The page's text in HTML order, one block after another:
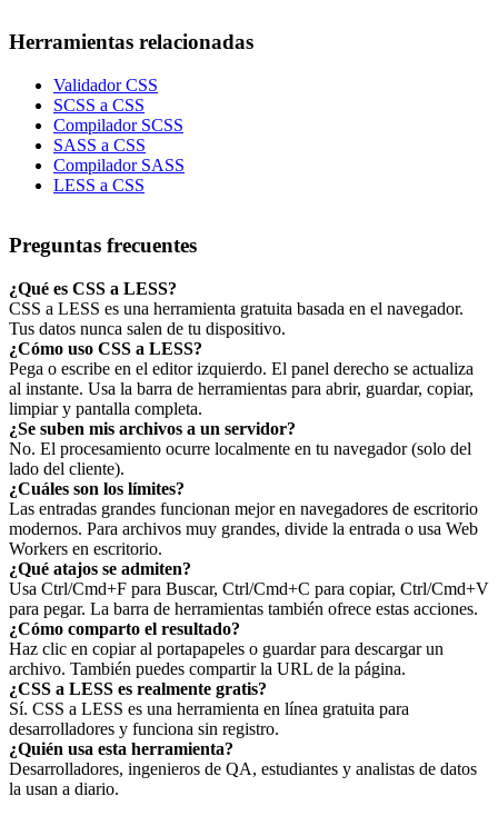
Herramientas relacionadas
Validador CSS
SCSS a CSS
Compilador SCSS
SASS a CSS
Compilador SASS
LESS a CSS
Preguntas frecuentes
¿Qué es CSS a LESS?
CSS a LESS es una herramienta gratuita basada en el navegador.
Tus datos nunca salen de tu dispositivo.
¿Cómo uso CSS a LESS?
Pega o escribe en el editor izquierdo. El panel derecho se actualiza
al instante. Usa la barra de herramientas para abrir, guardar, copiar,
limpiar y pantalla completa.
¿Se suben mis archivos a un servidor?
No. El procesamiento ocurre localmente en tu navegador (solo del
lado del cliente).
¿Cuáles son los límites?
Las entradas grandes funcionan mejor en navegadores de escritorio
modernos. Para archivos muy grandes, divide la entrada o usa Web
Workers en escritorio.
¿Qué atajos se admiten?
Usa Ctrl/Cmd+F para Buscar, Ctrl/Cmd+C para copiar, Ctrl/Cmd+V
para pegar. La barra de herramientas también ofrece estas acciones.
¿Cómo comparto el resultado?
Haz clic en copiar al portapapeles o guardar para descargar un
archivo. También puedes compartir la URL de la página.
¿CSS a LESS es realmente gratis?
Sí. CSS a LESS es una herramienta en línea gratuita para
desarrolladores y funciona sin registro.
¿Quién usa esta herramienta?
Desarrolladores, ingenieros de QA, estudiantes y analistas de datos
la usan a diario.